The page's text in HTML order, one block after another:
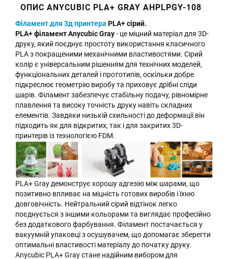
ОПИС ANYCUBIC PLA+ GRAY AHPLPGY-108
Філамент для 3д принтера PLA+ сірий.
PLA+ філамент Anycubic Gray- це міцний матеріал для 3D-
друку, який поєднує простоту використання класичного
PLA з покращеними механічними властивостями. Сірий
колір є універсальним рішенням для технічних моделей,
функціональних деталей і прототипів, оскільки добре
підкреслює геометрію виробу та приховує дрібні сліди
шарів. Філамент забезпечує стабільну подачу, рівномірне
плавлення та високу точність друку навіть складних
елементів. Завдяки низькій схильності до деформації він
підходить як для відкритих, так і для закритих 3D-
принтерів із технологією FDM.
PLA+ Gray демонструє хорошу адгезію між шарами, що
позитивно впливає на міцність готових виробів і їхню
довговічність. Нейтральний сірий відтінок легко
поєднується з іншими кольорами та виглядає професійно
без додаткового фарбування. Філамент постачається у
вакуумній упаковці з осушувачем, що допомагає зберегти
оптимальні властивості матеріалу до початку друку.
Anycubic PLA+ Gray стане надійним вибором для